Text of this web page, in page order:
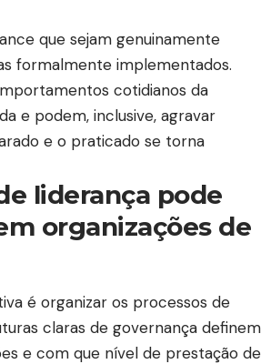
que sejam genuinamente
formalmente implementados.
cotidianos da
e podem, inclusive, agravar
e o praticado se torna
liderança pode
organizações de
é organizar os processos de
claras de governança definem
e com que nível de prestação de